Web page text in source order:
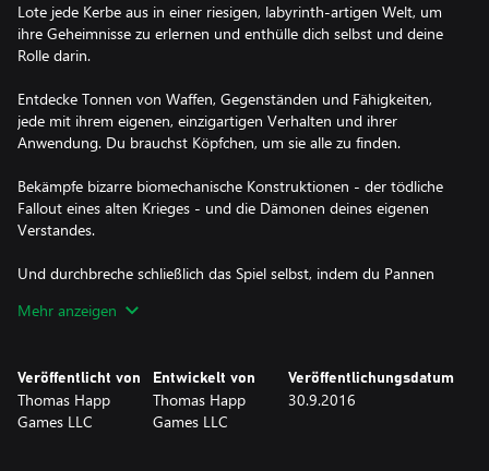
Lote jede Kerbe aus in einer riesigen, labyrinth-artigen Welt, um
ihre Geheimnisse zu erlernen und enthülle dich selbst und deine
Rolle darin.
Entdecke Tonnen von Waffen, Gegenständen und Fähigkeiten,
jede mit ihrem eigenen, einzigartigen Verhalten und ihrer
Anwendung. Du brauchst Köpfchen, um sie alle zu finden.
Bekämpfe bizarre biomechanische Konstruktionen - der tödliche
Fallout eines alten Krieges - und die Dämonen deines eigenen
Verstandes.
Und durchbreche schließlich das Spiel selbst, indem du Pannen
Umgebung zu lösen.
ein schmaler Grat.
Es ist Axiom Verge.
Mehr anzeigen
Veröffentlicht von
Thomas Happ
Games LLC
Entwickelt von
Thomas Happ
Games LLC
Veröffentlichungsdatum
30.9.2016